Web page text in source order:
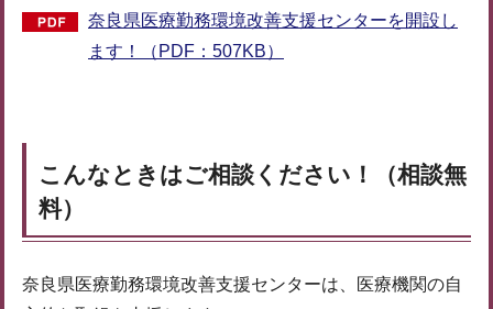
奈良県医療勤務環境改善支援センターを開設し
ます！（PDF：507KB）
こんなときはご相談ください！（相談無
料）
奈良県医療勤務環境改善支援センターは、医療機関の自